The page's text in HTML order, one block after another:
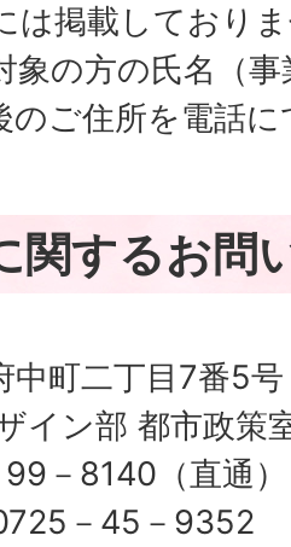
は掲載しており
象の方の氏名（
のご住所を電話
関するお問
中町二丁目7番5号
イン部 都市政策
－8140（直通）
－45－9352